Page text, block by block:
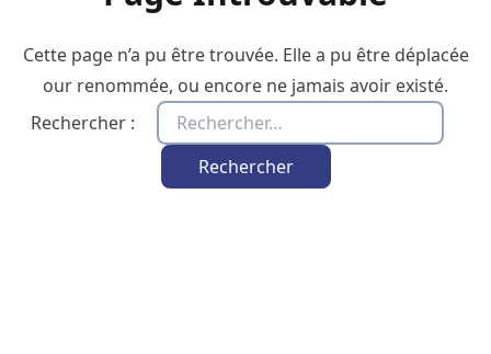
Cette page n’a pu être trouvée. Elle a pu être déplacée
our renommée, ou encore ne jamais avoir existé.
Rechercher :